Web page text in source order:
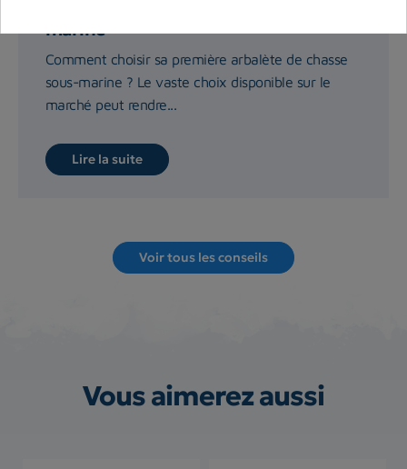
marine
Comment choisir sa première arbalète de chasse
sous-marine ? Le vaste choix disponible sur le
marché peut rendre...
Lire la suite
Voir tous les conseils
Vous aimerez aussi